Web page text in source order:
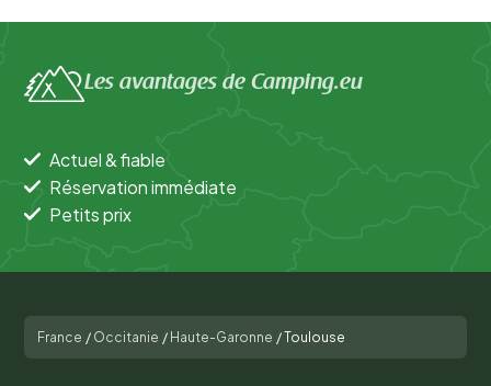
Les avantages de Camping.eu
Actuel & fiable
Réservation immédiate
Petits prix
France / Occitanie / Haute-Garonne /Toulouse